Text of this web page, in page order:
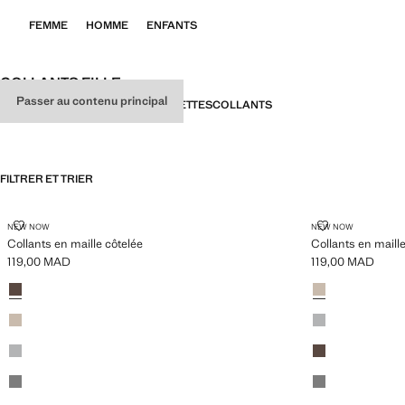
Passer au contenu principal
FEMME HOMME ENFANTS
COLLANTS FILLE
TOUTSOUS-VÊTEMENTSCHAUSSETTESCOLLANTS
FILTRER ET TRIER
NEW NOW
Collants en maille côtelée
COLLANTS EN MAILLE CÔTELÉE
Prix actuel [119,00 MAD ]
119,00 MAD
Couleurs
Marron
Marron moyen
Gris chiné moyen
Gris chiné foncé
NEW NOW
Collants en
COLLANTS EN
Prix actuel [119,00
119,00 MAD
Couleurs
Marron moyen
Gris chiné moyen
Marron
Gris chiné foncé